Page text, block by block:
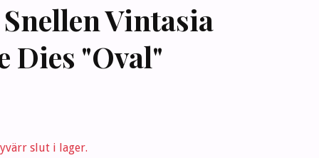
Vintasia
Dies "Oval"
slut i lager.